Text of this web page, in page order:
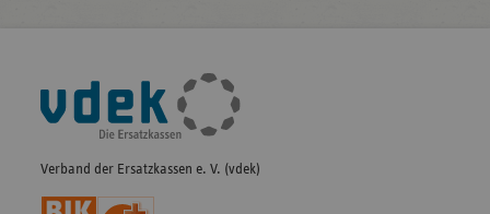
Fußleisten-
Navigation
Verband der Ersatzkassen e. V. (vdek)